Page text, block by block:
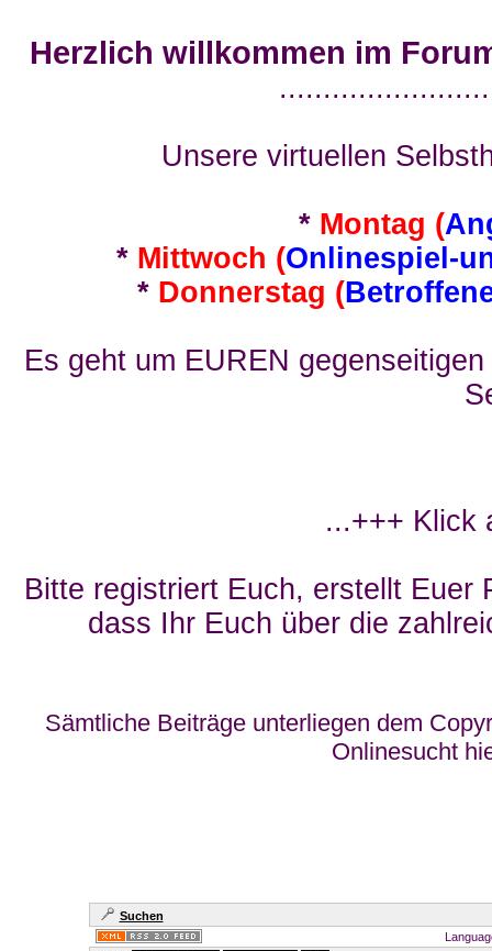
Herzlich willkommen im
Unsere virtuellen
* Montag (
* Mittwoch (Onlinespiel-
* Donnerstag (
Es geht um EUREN
...+++ Klick
Bitte registriert Euch, erstellt Euer
dass Ihr Euch über die
Sämtliche Beiträge unterliegen dem
Onlinesucht
Suchen